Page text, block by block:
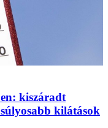
kiszáradt
kilátások